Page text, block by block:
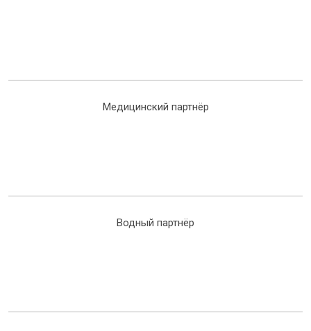
Медицинский партнёр
Водный партнёр